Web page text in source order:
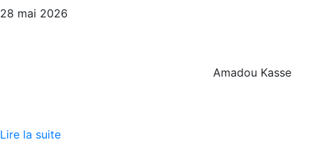
28 mai 2026
Amadou Kasse
Lire la suite